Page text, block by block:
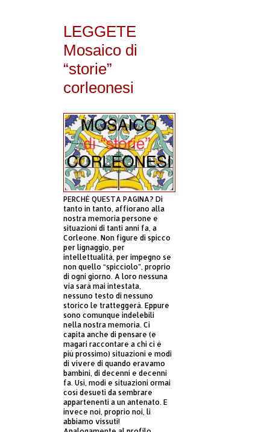
LEGGETE
Mosaico di
“storie”
corleonesi
PERCHÈ QUESTA PAGINA? Di
tanto in tanto, affiorano alla
nostra memoria persone e
situazioni di tanti anni fa, a
Corleone. Non figure di spicco
per lignaggio, per
intellettualità, per impegno se
non quello “spicciolo”, proprio
di ogni giorno. A loro nessuna
via sarà mai intestata,
nessuno testo di nessuno
storico le tratteggerà. Eppure
sono comunque indelebili
nella nostra memoria. Ci
capita anche di pensare (e
magari raccontare a chi ci è
più prossimo) situazioni e modi
di vivere di quando eravamo
bambini, di decenni e decenni
fa. Usi, modi e situazioni ormai
così desueti da sembrare
appartenenti a un antenato. E
invece noi, proprio noi, li
abbiamo vissuti!